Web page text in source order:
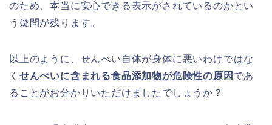
のため、本当に安心できる表示がされているのかとい
う疑問が残ります。
以上のように、せんべい自体が身体に悪いわけではな
く せんべいに含まれる食品添加物が危険性の原因 であ
ることがお分かりいただけましたでしょうか？